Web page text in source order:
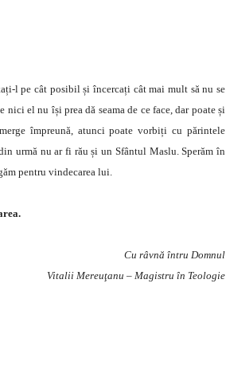
l pe cât posibil și încercați cât mai mult să nu se
el nu își prea dă seama de ce face, dar poate și
împreună, atunci poate vorbiți cu părintele
urmă nu ar fi rău și un Sfântul Maslu. Sperăm în
pentru vindecarea lui.
Cu râvnă întru Domnul
Vitalii Mereuţanu – Magistru în Teologie